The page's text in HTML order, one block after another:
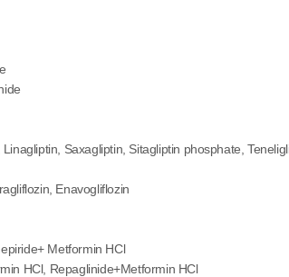
Saxagliptin, Sitagliptin phosphate,
Enavogliflozin
Metformin HCl
HCl, Repaglinide+Metformin HCl